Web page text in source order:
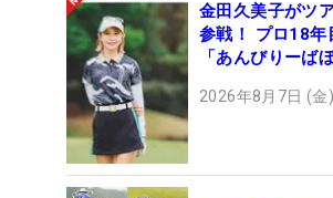
金田久美子がツ
参戦！ プロ18年
「あんびりーば
2026年8月7日 (金